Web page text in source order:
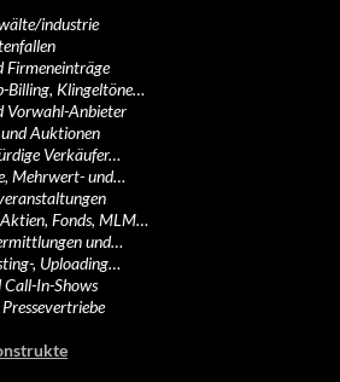
industrie
Firmeneinträge
Billing, Klingeltöne…
Vorwahl-Anbieter
Auktionen
Verkäufer…
Mehrwert- und…
Fonds, MLM…
und…
, Uploading…
Call-In-Shows